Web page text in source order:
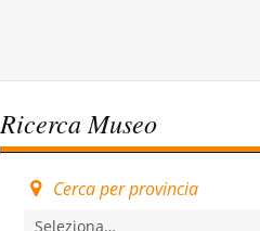
Ricerca Museo
Cerca per provincia